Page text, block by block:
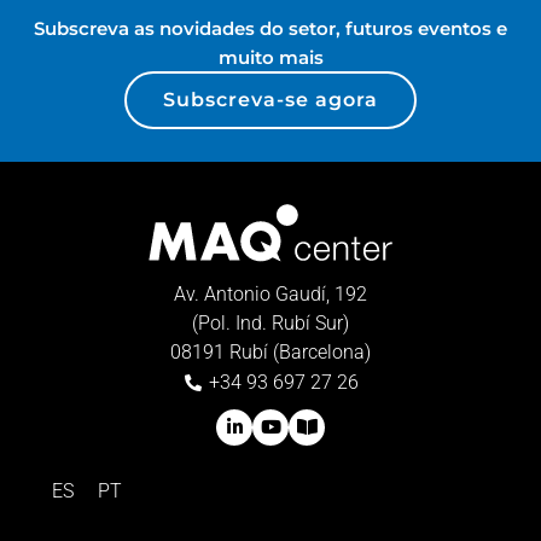
Subscreva as novidades do setor, futuros eventos e
muito mais
Subscreva-se agora
Av. Antonio Gaudí, 192
(Pol. Ind. Rubí Sur)
08191 Rubí (Barcelona)
+34 93 697 27 26
ES PT